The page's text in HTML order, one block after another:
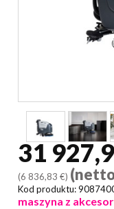
31
(6 836,83 €)
Kod produktu:
maszyna z